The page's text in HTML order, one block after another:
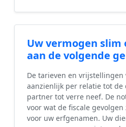
Uw vermogen slim
aan de volgende
De tarieven en vrijstellingen
aanzienlijk per relatie tot de
partner tot verre neef. De
voor wat de fiscale
voor uw erfgenamen. Uw